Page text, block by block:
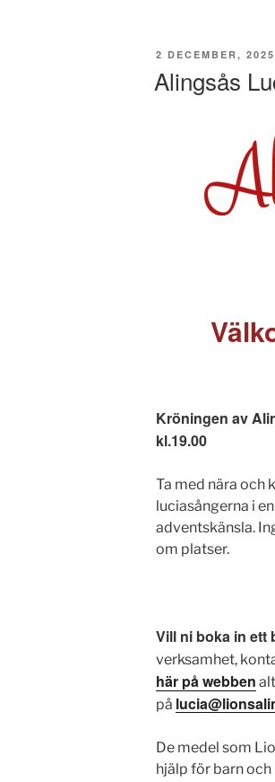
PUBLICERAT
2 DECEMBER, 2025
Alingsås
Kröningen av
kl.19.00
Ta med nära och
luciasångerna i
adventskänsla.
om platser.
Vill ni boka in ett
verksamhet,
här på webben
på
De medel som
hjälp för barn